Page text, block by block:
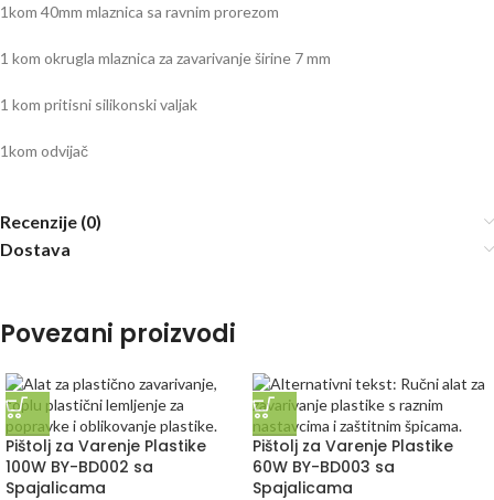
1kom 40mm mlaznica sa ravnim prorezom
1 kom okrugla mlaznica za zavarivanje širine 7 mm
1 kom pritisni silikonski valjak
1kom odvijač
Recenzije (0)
Dostava
Povezani proizvodi
Pištolj za Varenje Plastike
100W BY-BD002 sa
Spajalicama
Pištolj za Varenje Plastike
60W BY-BD003 sa
Spajalicama